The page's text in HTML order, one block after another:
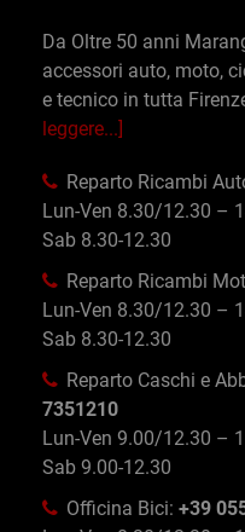
Da Oltre 50 anni
accessori auto, moto,
e tecnico in tutta
leggere...]
Reparto Ricambi
Lun-Ven 8.30/12.30 –
Sab 8.30-12.30
Reparto Ricambi
Lun-Ven 8.30/12.30 –
Sab 8.30-12.30
Reparto Caschi e
7351210
Lun-Ven 9.00/12.30 –
Sab 9.00-12.30
Officina Bici: +39